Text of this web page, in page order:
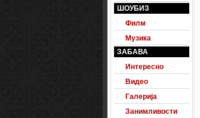
ШОУБИЗ
Филм
Музика
ЗАБАВА
Интересно
Видео
Галерија
Занимливости